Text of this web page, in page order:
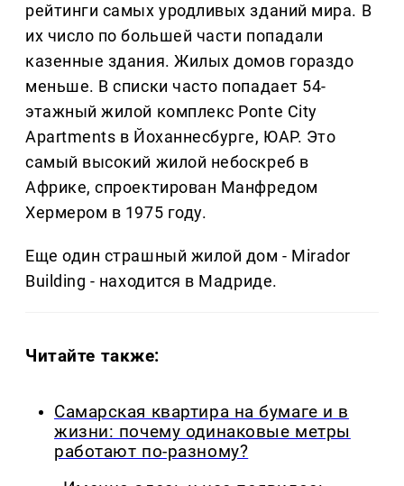
рейтинги самых уродливых зданий мира. В
их число по большей части попадали
казенные здания. Жилых домов гораздо
меньше. В списки часто попадает 54-
этажный жилой комплекс Ponte City
Apartments в Йоханнесбурге, ЮАР. Это
самый высокий жилой небоскреб в
Африке, спроектирован Манфредом
Хермером в 1975 году.
Еще один страшный жилой дом - Mirador
Building - находится в Мадриде.
Читайте также:
Самарская квартира на бумаге и в
жизни: почему одинаковые метры
работают по-разному?